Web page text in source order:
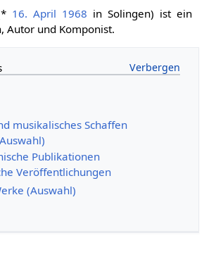
16. April 1968 in Solingen) ist ein
Autor und Komponist.
musikalisches Schaffen
Publikationen
Veröffentlichungen
(Auswahl)